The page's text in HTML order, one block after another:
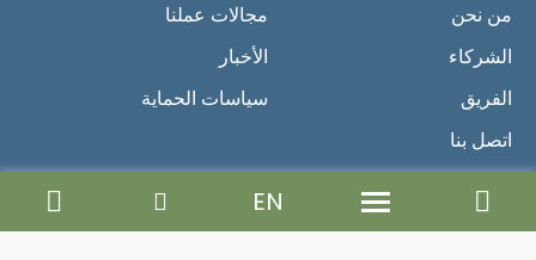
من نحن
مجالات عملنا
الشركاء
الأخبار
الفريق
سياسات الحماية
اتصل بنا
Newsletter
EN